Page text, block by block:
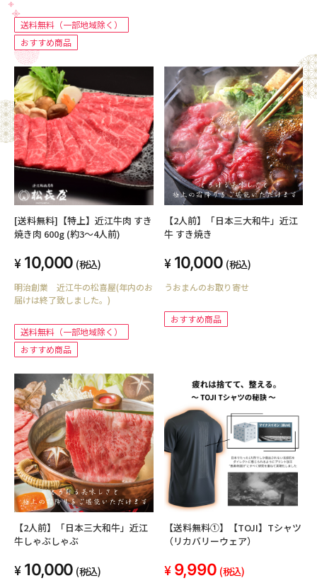
送料無料（一部地域除く）
おすすめ商品
[送料無料]【特上】近江牛肉 すき
焼き肉 600g (約3〜4人前)
10,000 (税込)
明治創業 近江牛の松喜屋(年内のお
届けは終了致しました。)
送料無料（一部地域除く）
おすすめ商品
【2人前】「日本三大和牛」近江
牛 すき焼き
10,000 (税込)
うおまんのお取り寄せ
おすすめ商品
【2人前】「日本三大和牛」近江
牛しゃぶしゃぶ
10,000 (税込)
【送料無料①】【TOJI】Tシャツ
（リカバリーウェア）
9,990 (税込)